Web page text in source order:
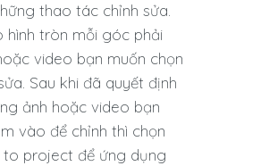
thao tác chỉnh sửa.
hình tròn mỗi góc phải
video bạn muốn chọn
Sau khi đã quyết định
ảnh hoặc video bạn
vào để chỉnh thì chọn
project để ứng dụng